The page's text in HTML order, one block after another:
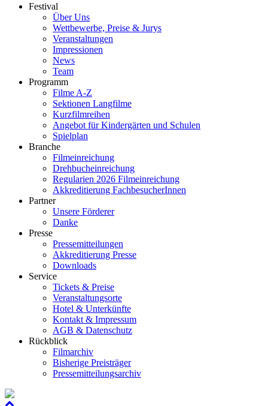
Festival
Über Uns
Wettbewerbe, Preise & Jurys
Veranstaltungen
Impressionen
News
Team
Programm
Filme A-Z
Sektionen Langfilme
Kurzfilmreihen
Angebot für Kindergärten und Schulen
Spielplan
Branche
Filmeinreichung
Drehbucheinreichung
Regularien 2026 Filmeinreichung
Akkreditierung FachbesucherInnen
Partner
Unsere Förderer
Danke
Presse
Pressemitteilungen
Akkreditierung Presse
Downloads
Service
Tickets & Preise
Veranstaltungsorte
Hotel & Unterkünfte
Kontakt & Impressum
AGB & Datenschutz
Rückblick
Filmarchiv
Bisherige Preisträger
Pressemitteilungsarchiv